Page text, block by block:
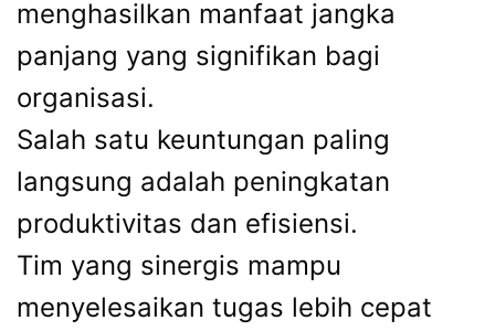
menghasilkan manfaat jangka
panjang yang signifikan bagi
organisasi.
Salah satu keuntungan paling
langsung adalah peningkatan
produktivitas dan efisiensi.
Tim yang sinergis mampu
menyelesaikan tugas lebih cepat